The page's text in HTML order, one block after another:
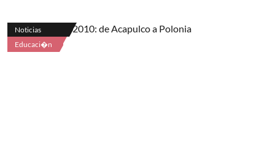
Noticias
Educaci�n